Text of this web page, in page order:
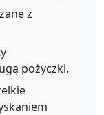
z
pożyczki.